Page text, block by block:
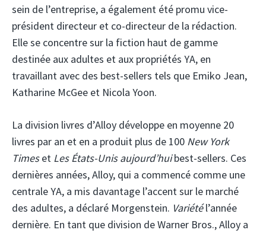
sein de l’entreprise, a également été promu vice-
président directeur et co-directeur de la rédaction.
Elle se concentre sur la fiction haut de gamme
destinée aux adultes et aux propriétés YA, en
travaillant avec des best-sellers tels que Emiko Jean,
Katharine McGee et Nicola Yoon.
La division livres d’Alloy développe en moyenne 20
livres par an et en a produit plus de 100 New York
Timeset Les États-Unis aujourd’huibest-sellers. Ces
dernières années, Alloy, qui a commencé comme une
centrale YA, a mis davantage l’accent sur le marché
des adultes, a déclaré Morgenstein. Variétél’année
dernière. En tant que division de Warner Bros., Alloy a